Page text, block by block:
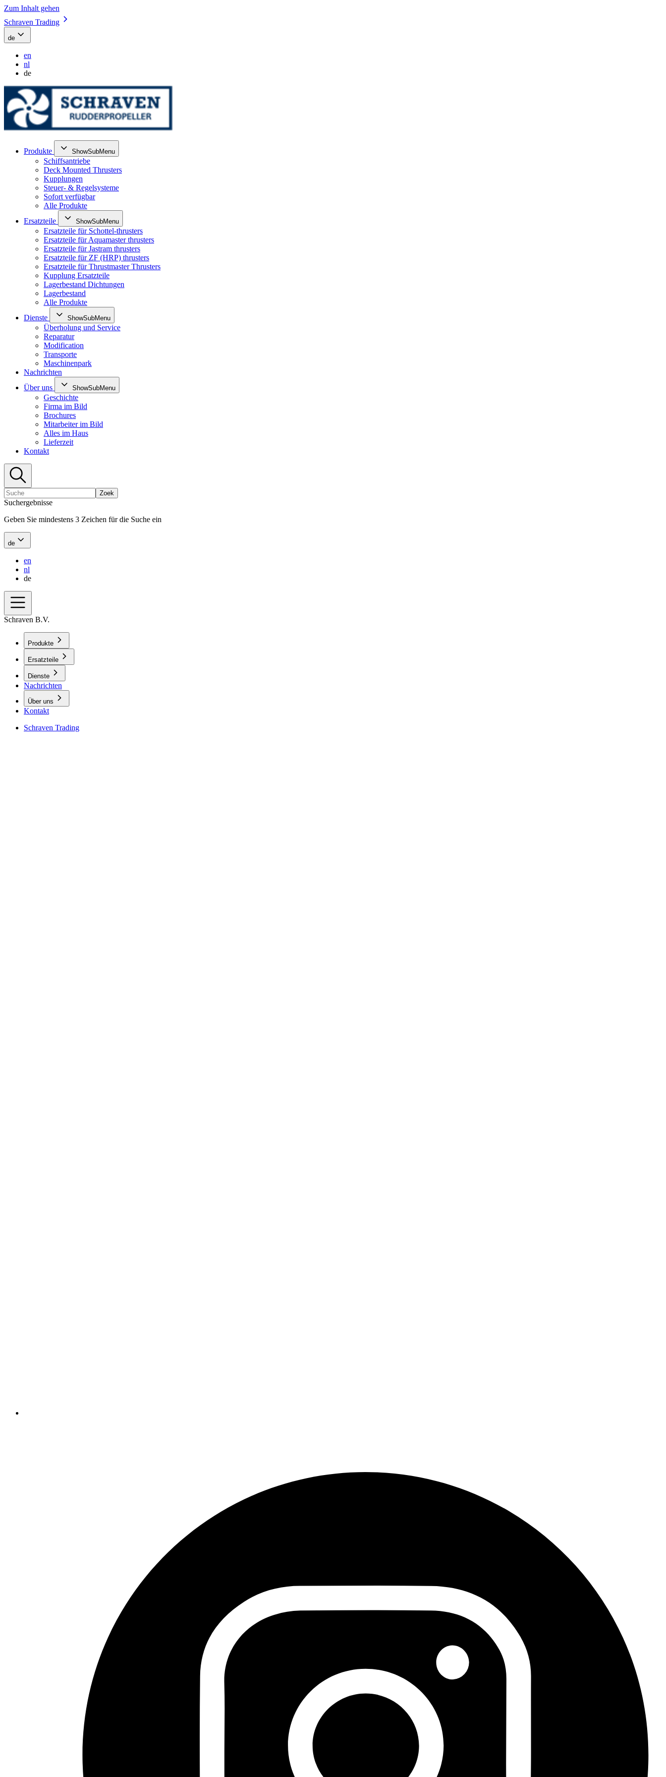
Zum Inhalt gehen
Schraven Trading
de
en
nl
de
Produkte ShowSubMenu
Schiffsantriebe
Deck Mounted Thrusters
Kupplungen
Steuer- & Regelsysteme
Sofort verfügbar
Alle Produkte
Ersatzteile
ShowSubMenu
Ersatzteile für Schottel-thrusters
Ersatzteile für Aquamaster thrusters
Ersatzteile für Jastram thrusters
Ersatzteile für ZF (HRP) thrusters
Ersatzteile für Thrustmaster Thrusters
Kupplung Ersatzteile
Lagerbestand Dichtungen
Lagerbestand
Alle Produkte
Dienste
ShowSubMenu
Überholung und Service
Reparatur
Modification
Transporte
Maschinenpark
Nachrichten
Über uns
ShowSubMenu
Geschichte
Firma im Bild
Brochures
Mitarbeiter im Bild
Alles im Haus
Lieferzeit
Kontakt
Zoek
Suchergebnisse
Geben Sie mindestens 3 Zeichen für die Suche ein
de
en
nl
de
Schraven B.V.
Produkte
Ersatzteile
Dienste
Nachrichten
Über uns
Kontakt
Schraven Trading